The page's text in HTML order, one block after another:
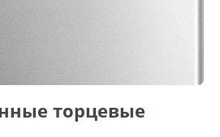
торцевые